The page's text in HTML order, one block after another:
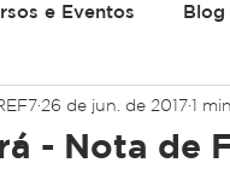
e Eventos Blog
- Nota de
26 de jun. de 20171